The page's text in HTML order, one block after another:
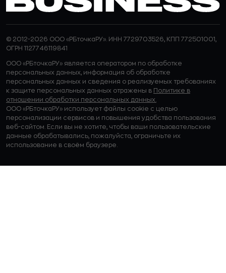
© 2012-2026 ООО «РБточкаРУ». ИНН 7729703526, КПП 772501001,
ОГРН 1127746119841
ООО «РБточкаРУ» является оператором по обработке
персональных данных, информация об обработке
персональных данных и сведения о реализуемых требованиях
к защите персональных данных отражены в Политике в
отношении обработки персональных данных.
ООО «РБточкаРУ» использует файлы cookie с целью
персонализации сервисов и повышения удобства пользования
веб-сайтом. Если вы не хотите, чтобы ваши пользовательские
данные обрабатывались, пожалуйста, ограничьте их
использование в своём браузере.